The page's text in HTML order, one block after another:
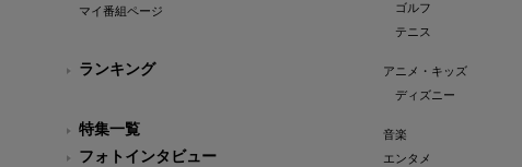
マイ番組ページ
ランキング
特集一覧
フォトインタビュー
ゴルフ
テニス
アニメ・キッズ
ディズニー
音楽
エンタメ